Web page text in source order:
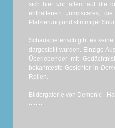
sich hier vor allem auf die
enthaltenen Jumpscares,
Platzierung und stimmiger
Schauspielerisch gibt es
dargestellt wurden. Einzige
Überlebender mit
bekannteste Gesichter in
Rollen.
Bildergalerie von Demonic -